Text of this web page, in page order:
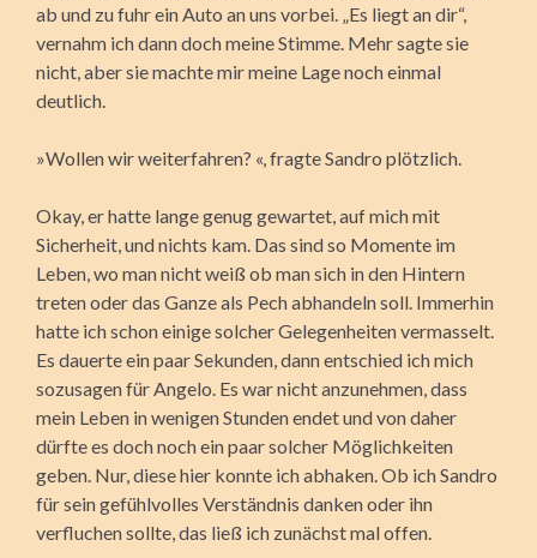
ab und zu fuhr ein Auto an uns vorbei. „Es liegt an dir“,
vernahm ich dann doch meine Stimme. Mehr sagte sie
nicht, aber sie machte mir meine Lage noch einmal
deutlich.
»Wollen wir weiterfahren? «, fragte Sandro plötzlich.
Okay, er hatte lange genug gewartet, auf mich mit
Sicherheit, und nichts kam. Das sind so Momente im
Leben, wo man nicht weiß ob man sich in den Hintern
treten oder das Ganze als Pech abhandeln soll. Immerhin
hatte ich schon einige solcher Gelegenheiten vermasselt.
Es dauerte ein paar Sekunden, dann entschied ich mich
sozusagen für Angelo. Es war nicht anzunehmen, dass
mein Leben in wenigen Stunden endet und von daher
dürfte es doch noch ein paar solcher Möglichkeiten
geben. Nur, diese hier konnte ich abhaken. Ob ich Sandro
für sein gefühlvolles Verständnis danken oder ihn
verfluchen sollte, das ließ ich zunächst mal offen.